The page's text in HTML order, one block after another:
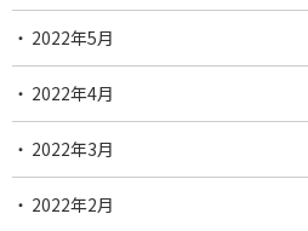
2022年5月
2022年4月
2022年3月
2022年2月